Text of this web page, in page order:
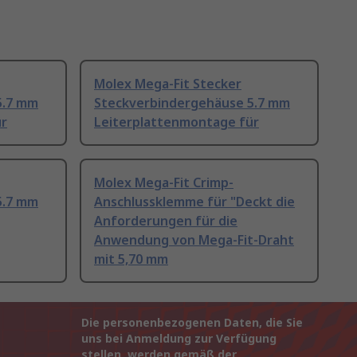
mm
Molex Mega-Fit Stecker
Steckverbindergehäuse 5.7 mm
Leiterplattenmontage für
mm
Molex Mega-Fit Crimp-
Anschlussklemme für "Deckt die
Anforderungen für die
Anwendung von Mega-Fit-Draht
mit 5,70 mm
Die personenbezogenen Daten, die Sie
uns bei Anmeldung zur Verfügung